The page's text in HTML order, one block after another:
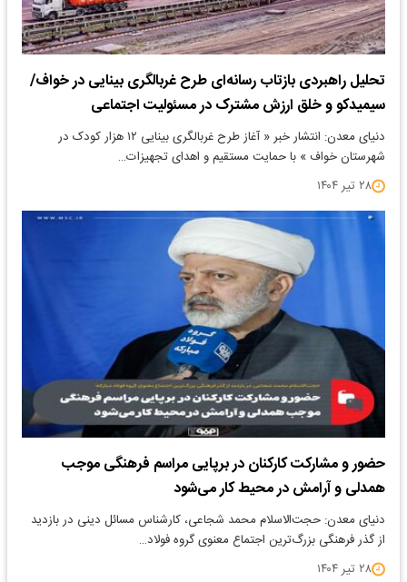
تحلیل راهبردی بازتاب رسانه‌ای طرح غربالگری بینایی در خواف/
سیمیدکو و خلق ارزش مشترک در مسئولیت اجتماعی
دنیای معدن: انتشار خبر « آغاز طرح غربالگری بینایی ۱۲ هزار کودک در
شهرستان خواف » با حمایت مستقیم و اهدای تجهیزات…
۲۸ تیر ۱۴۰۴
حضور و مشارکت کارکنان در برپایی مراسم فرهنگی موجب
همدلی و آرامش در محیط کار می‌شود
دنیای معدن: حجت‌الاسلام محمد شجاعی، کارشناس مسائل دینی در بازدید
از گذر فرهنگی بزرگ‌ترین اجتماع معنوی گروه فولاد…
۲۸ تیر ۱۴۰۴